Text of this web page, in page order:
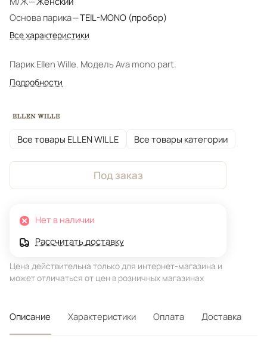
Основа парика—TEIL-MONO (пробор)
Все характеристики
Парик Ellen Wille. Модель Ava mono part.
Подробности
Все товары ELLEN WILLE Все товары категории
Под заказ
Нет в наличии
Рассчитать доставку
Цена действительна только для интернет-магазина и
может отличаться от цен в розничных магазинах
Описание Характеристики Оплата Доставка